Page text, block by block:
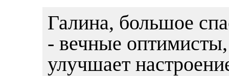
Галина, большое
- вечные
улучшает